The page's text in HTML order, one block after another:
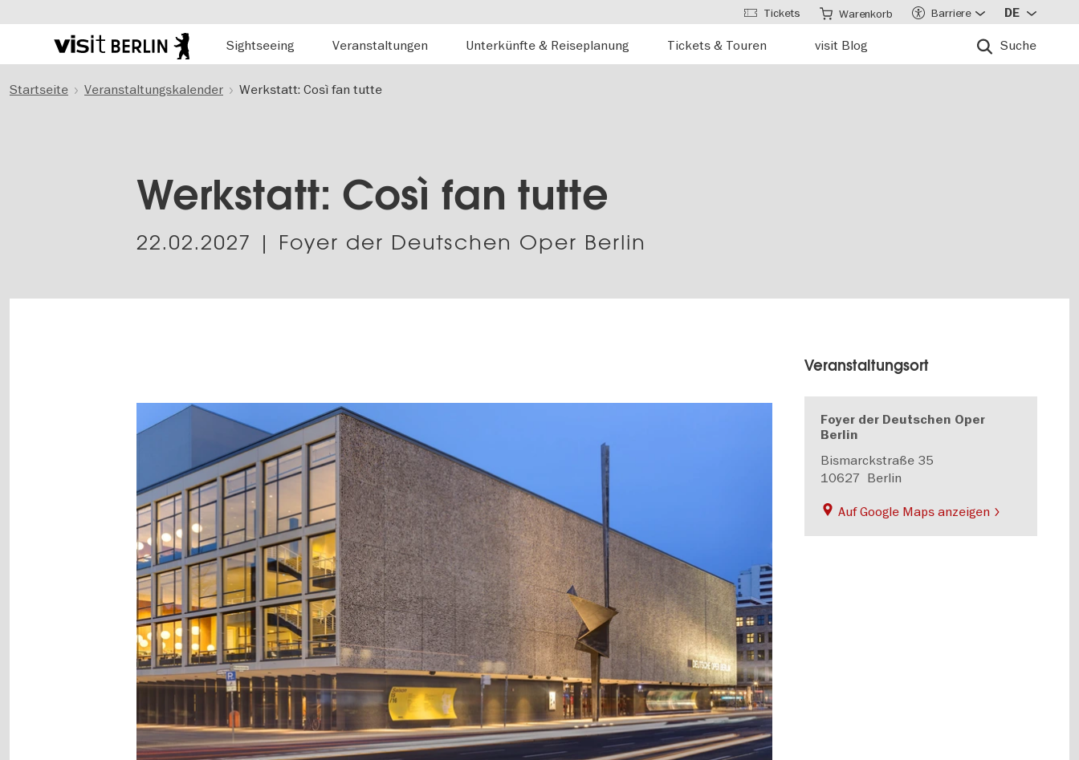
zum
Berlins
Tourismusportal
Sightseeing
Veranstaltungen Unterkünfte & Reiseplanung Tickets & Touren visit Blog Suche
Tickets Warenkorb Barriere DE
Startseite Veranstaltungskalender Werkstatt: Così fan tutte
Werkstatt: Così fan tutte
22.02.2027 | Foyer der Deutschen Oper Berlin
Image
gallery
Veranstaltungsort
Foyer der Deutschen Oper
Berlin
Bismarckstraße 35
10627 Berlin
Auf Google Maps anzeigen